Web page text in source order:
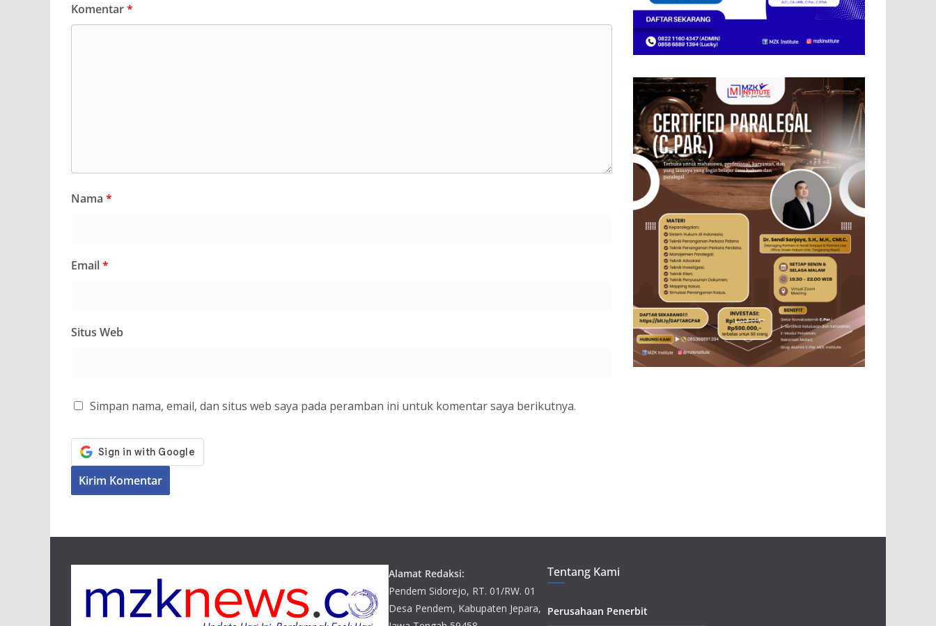
Komentar*
Nama *
Email*
Situs Web
Simpan nama, email, dan situs web saya pada peramban ini untuk komentar saya berikutnya.
Alamat Redaksi:
Pendem Sidorejo, RT. 01/RW. 01
Desa Pendem, Kabupaten Jepara,
Tentang Kami
Perusahaan Penerbit